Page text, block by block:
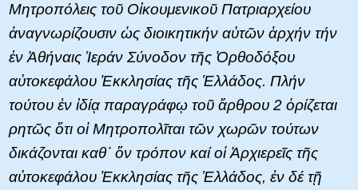
Μητροπόλεις τοῦ Οἰκουμενικοῦ Πατριαρχείου
ἀναγνωρίζουσιν ὡς διοικητικήν αὐτῶν ἀρχήν τήν
ἐν Ἀθήναις Ἱεράν Σύνοδον τῆς Ὀρθοδόξου
αὐτοκεφάλου Ἐκκλησίας τῆς Ἑλλάδος. Πλήν
τούτου ἐν ἰδίᾳ παραγράφῳ τοῦ ἄρθρου 2 ὁρίζεται
ρητῶς ὅτι οἱ Μητροπολῖται τῶν χωρῶν τούτων
δικάζονται καθ᾿ ὅν τρόπον καί οἱ Ἀρχιερεῖς τῆς
αὐτοκεφάλου Ἐκκλησίας τῆς Ἑλλάδος, ἐν δέ τῇ